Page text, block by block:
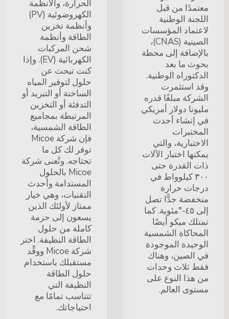
معتمدًا من قبل
اللجنة الوطنية
لاعتماد المؤسسات
الصينية (CNAS)،
بالإضافة إلى محطة
بحوث ما بعد
الدكتوراه الوطنية.
وقد استثمرت
الشركة مبلغًا قدره
مليونا دولار أمريكي
في إنشاء أحدث
المختبرات
الاختبارية، والتي
يمكنها اختبار الآلات
ذات القدرة حتى
٣٠٠ كيلوواط في
درجات حرارة
منخفضة جدًّا تصل
إلى ٤٥-°مئوية. كما
تمتلك ميكو أيضًا
المحاكاة الشمسية
الوحيدة الموجودة
في الصين، وهناك
فقط ثلاث وحدات
من هذا النوع على
مستوى العالم.
الحرارة، والأنظمة
الكهروضوئية (PV)
وأنظمة تخزين
الطاقة وأنظمة
شحن المركبات
الكهربائية (EV). وإذا
كنت تبحث عن
حلول لتوفير المياه
الساخنة أو التبريد أو
التدفئة أو التخزين
المرتبطة بمجاميع
الطاقة الشمسية،
فإن شركة Micoe
توفر لك كل ما
تحتاجه. وتُعنى شركة
Micoe بالحلول
المستدامة وأحدث
التقنيات، وهي خيار
ممتاز لأولئك الذين
يسعون إلى حزمة
كاملة من حلول
الطاقة النظيفة. اختر
شركة Micoe ووقِّد
مستقبلك باستخدام
حلول الطاقة
النظيفة التي
تتناسب تمامًا مع
احتياجاتك.